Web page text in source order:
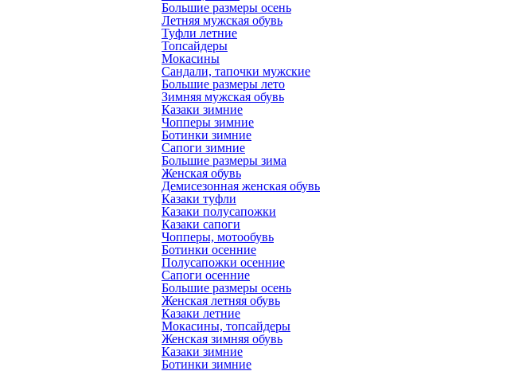
Большие размеры осень
Летняя мужская обувь
Туфли летние
Топсайдеры
Мокасины
Сандали, тапочки мужские
Большие размеры лето
Зимняя мужская обувь
Казаки зимние
Чопперы зимние
Ботинки зимние
Сапоги зимние
Большие размеры зима
Женская обувь
Демисезонная женская обувь
Казаки туфли
Казаки полусапожки
Казаки сапоги
Чопперы, мотообувь
Ботинки осенние
Полусапожки осенние
Сапоги осенние
Большие размеры осень
Женская летняя обувь
Казаки летние
Мокасины, топсайдеры
Женская зимняя обувь
Казаки зимние
Ботинки зимние